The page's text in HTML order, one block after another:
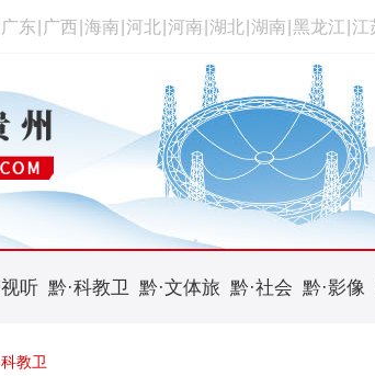
广东 广西 海南 河北 河南 湖北 湖南 黑龙江 江
听 黔·科教卫 黔·文体旅 黔·社会 黔·影像
教卫